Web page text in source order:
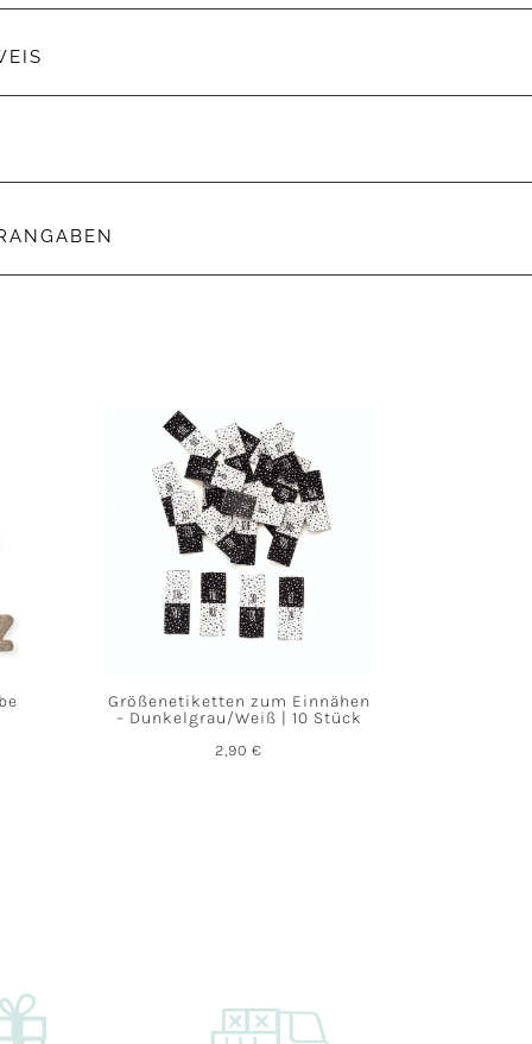
Größenetiketten zum Einnähen
– Dunkelgrau/Weiß | 10 Stück
2,90€